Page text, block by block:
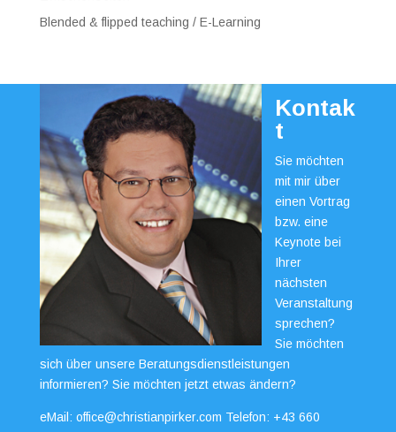
Blended & flipped teaching / E-Learning
Kontak
t
Sie möchten
mit mir über
einen Vortrag
bzw. eine
Keynote bei
Ihrer
nächsten
Veranstaltung
sprechen?
Sie möchten
sich über unsere Beratungsdienstleistungen
informieren? Sie möchten jetzt etwas ändern?
eMail: office@christianpirker.com Telefon: +43 660